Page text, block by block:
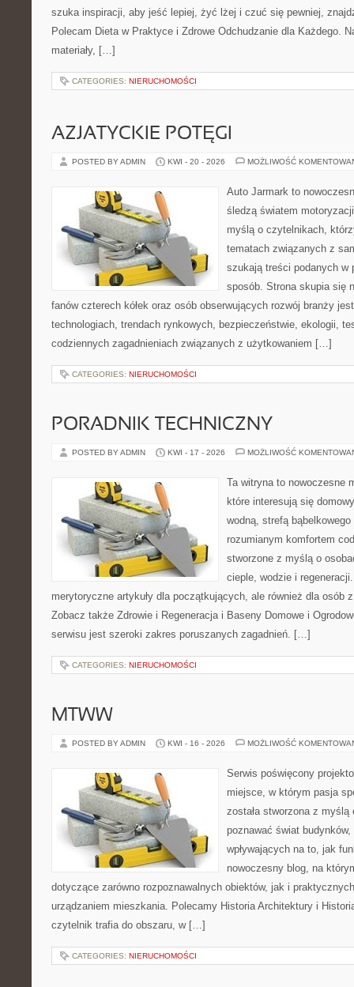
szuka inspiracji, aby jeść lepiej, żyć lżej i czuć się pewniej,
Polecam Dieta w Praktyce i Zdrowe Odchudzanie dla Każdego.
materiały, […]
CATEGORIES: NIERUCHOMOŚCI
AZJATYCKIE POTĘGI
POSTED BY ADMIN KWI - 20 - 2026 MOŻLIWOŚĆ
Auto Jarmark to
śledzą światem
myślą o czytelnikach,
tematach związanych z
szukają treści podanych w
sposób. Strona skupia się
fanów czterech kółek oraz osób obserwujących rozwój branży
technologiach, trendach rynkowych, bezpieczeństwie, ekologii,
codziennych zagadnieniach związanych z użytkowaniem […]
CATEGORIES: NIERUCHOMOŚCI
PORADNIK TECHNICZNY
POSTED BY ADMIN KWI - 17 - 2026 MOŻLIWOŚĆ
Ta witryna to nowoczesne
które interesują się
wodną, strefą
rozumianym komfortem
stworzone z myślą o
cieple, wodzie i
merytoryczne artykuły dla początkujących, ale również dla osób
Zobacz także Zdrowie i Regeneracja i Baseny Domowe i
serwisu jest szeroki zakres poruszanych zagadnień. […]
CATEGORIES: NIERUCHOMOŚCI
MTWW
POSTED BY ADMIN KWI - 16 - 2026 MOŻLIWOŚĆ
Serwis poświęcony
miejsce, w którym pasja
została stworzona z
poznawać świat
wpływających na to, jak
nowoczesny blog, na
dotyczące zarówno rozpoznawalnych obiektów, jak i
urządzaniem mieszkania. Polecamy Historia Architektury i
czytelnik trafia do obszaru, w […]
CATEGORIES: NIERUCHOMOŚCI